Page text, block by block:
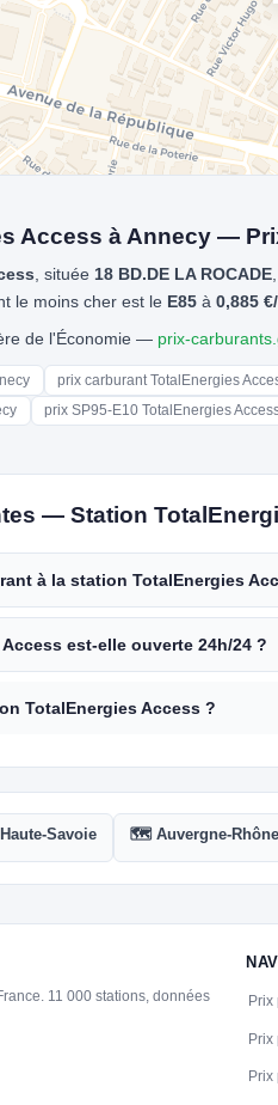
Access à Annecy —
, située 18 BD.DE LA ROCADE
le moins cher est le E85à 0,885
de l'Économie — prix-
prix carburant TotalEnergies
prix SP95-E10 TotalEnergies
— Station
à la station TotalEnergies
est-elle ouverte 24h/24 ?
TotalEnergies Access ?
Savoie 🗺️ Auvergne-
11 000 stations, données
Prix
Prix
Prix